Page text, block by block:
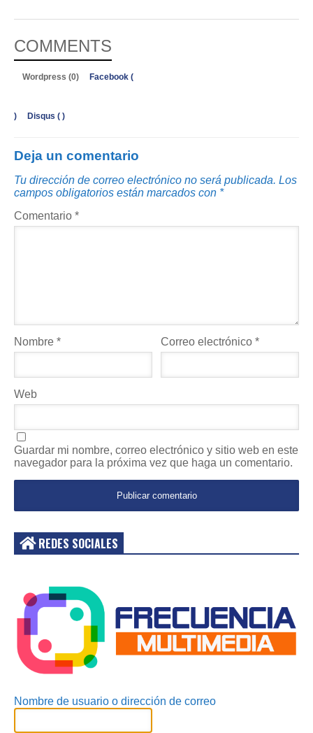
COMMENTS
Wordpress (0) Facebook (
) Disqus ( )
Deja un comentario
Tu dirección de correo electrónico no será publicada. Los
campos obligatorios están marcados con *
Comentario *
Nombre * Correo electrónico*
Web
Guardar mi nombre, correo electrónico y sitio web en este
navegador para la próxima vez que haga un comentario.
REDES SOCIALES
Nombre de usuario o dirección de correo